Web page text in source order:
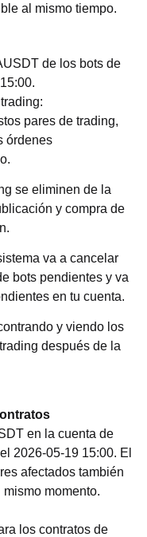
al mismo tiempo.
de los bots de
pares de trading,
órdenes
se eliminen de la
y compra de
va a cancelar
bots pendientes y va
en tu cuenta.
y viendo los
después de la
en la cuenta de
2026-05-19 15:00. El
afectados también
momento.
los contratos de